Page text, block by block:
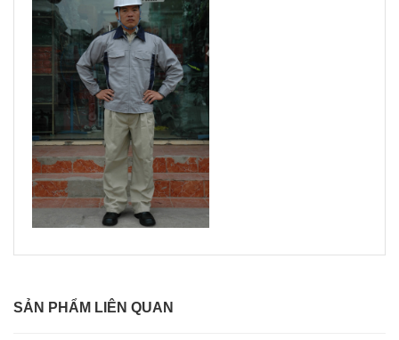
SẢN PHẨM LIÊN QUAN